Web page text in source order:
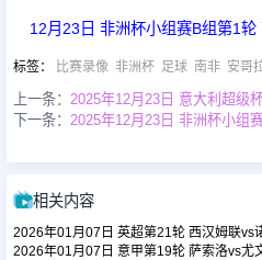
足球录像
篮球集锦
12月23日 非洲杯小组赛B组第1
标签： 比赛录像 非洲杯 足球 南非 安哥
上一条：
下一条： 2025年12月23日 非洲杯小组
相关内容
2026年01月07日 英超第21轮 西汉姆联vs
2026年01月07日 意甲第19轮 萨索洛vs尤